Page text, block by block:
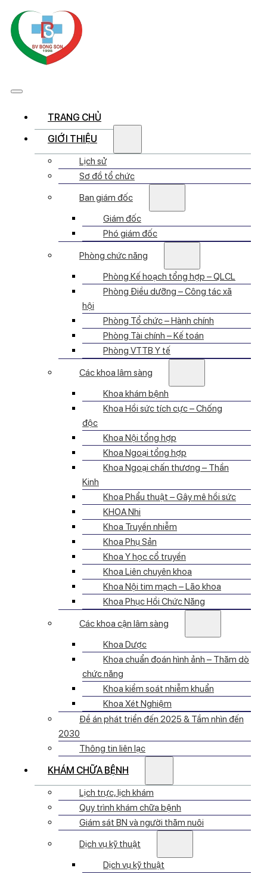
TRANG CHỦ
GIỚI THIỆU
Lịch sử
Sơ đồ tổ chức
Ban giám đốc
Giám đốc
Phó giám đốc
Phòng chức năng
Phòng Kế hoạch tổng hợp – QLCL
Phòng Điều dưỡng – Công tác xã
hội
Phòng Tổ chức – Hành chính
Phòng Tài chính – Kế toán
Phòng VTTB Y tế
Các khoa lâm sàng
Khoa khám bệnh
Khoa Hồi sức tích cực – Chống
độc
Khoa Nội tổng hợp
Khoa Ngoại tổng hợp
Khoa Ngoại chấn thương – Thần
Kinh
Khoa Phẩu thuật – Gây mê hồi sức
KHOA Nhi
Khoa Truyền nhiễm
Khoa Phụ Sản
Khoa Y học cổ truyền
Khoa Liên chuyên khoa
Khoa Nội tim mạch – Lão khoa
Khoa Phục Hồi Chức Năng
Các khoa cận lâm sàng
Khoa Dược
Khoa chuẩn đoán hình ảnh – Thăm dò
chức năng
Khoa kiểm soát nhiễm khuẩn
Khoa Xét Nghiệm
Đề án phát triển đến 2025 & Tầm nhìn đến
2030
Thông tin liên lạc
KHÁM CHỮA BỆNH
Lịch trực, lịch khám
Quy trình khám chữa bệnh
Giám sát BN và người thăm nuôi
Dịch vụ kỹ thuật
Dịch vụ kỹ thuật